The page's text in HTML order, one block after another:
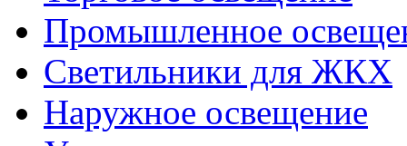
Промышленное
Светильники для ЖКХ
Наружное освещение